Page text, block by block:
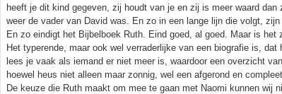
heeft je dit kind gegeven, zij houdt van je en zij is meer waard
weer de vader van David was. En zo in een lange lijn die volgt,
En zo eindigt het Bijbelboek Ruth. Eind goed, al goed. Maar is het
Het typerende, maar ook wel verraderlijke van een biografie is,
lees je vaak als iemand er niet meer is, waardoor een overzicht
hoewel heus niet alleen maar zonnig, wel een afgerond en
De keuze die Ruth maakt om mee te gaan met Naomi kunnen wij